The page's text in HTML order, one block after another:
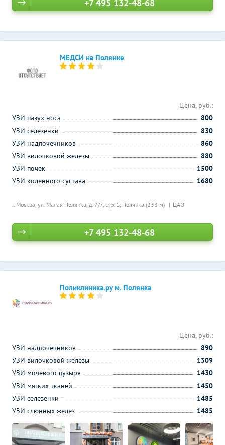
+7 495 132-48-68
МЕДСИ на Полянке
г. Москва, ул. Малая Полянка, д. 7/7, стр. 1, Полянка (238 м) ЦАО
Цена, руб.:
УЗИ пазух носа
800
УЗИ селезенки
830
УЗИ надпочечников
860
УЗИ вилочковой железы
880
УЗИ почек
1500
УЗИ коленного сустава
1680
+7 495 132-48-68
Поликлиника.ру м. Полянка
Цена, руб.:
УЗИ надпочечников
890
УЗИ вилочковой железы
1309
УЗИ мочевого пузыря
1430
УЗИ мягких тканей
1450
УЗИ селезенки
1485
УЗИ слюнных желез
1485